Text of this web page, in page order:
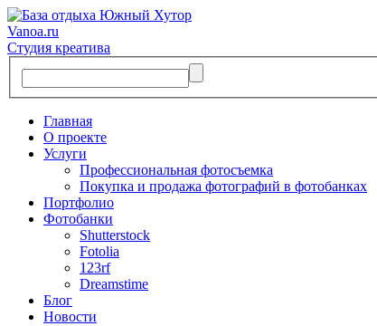
Vanoa.ru
Студия креатива
Главная
О проекте
Услуги
Профессиональная фотосъемка
Покупка и продажа фотографий в фотобанках
Портфолио
Фотобанки
Shutterstock
Fotolia
123rf
Dreamstime
Блог
Новости